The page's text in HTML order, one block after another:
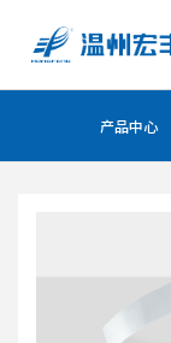
产品中心
钎焊材料